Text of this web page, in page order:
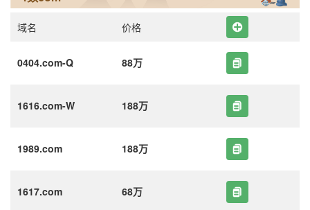
域名 价格
0404.com-Q 88万
1616.com-W 188万
1989.com 188万
1617.com 68万